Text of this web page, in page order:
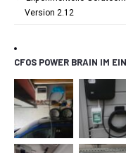
Version 2.12
CFOS POWER BRAIN IM